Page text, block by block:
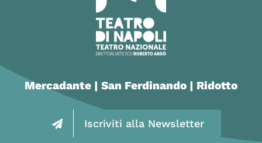
Mercadante | San Ferdinando | Ridotto
Iscriviti alla Newsletter